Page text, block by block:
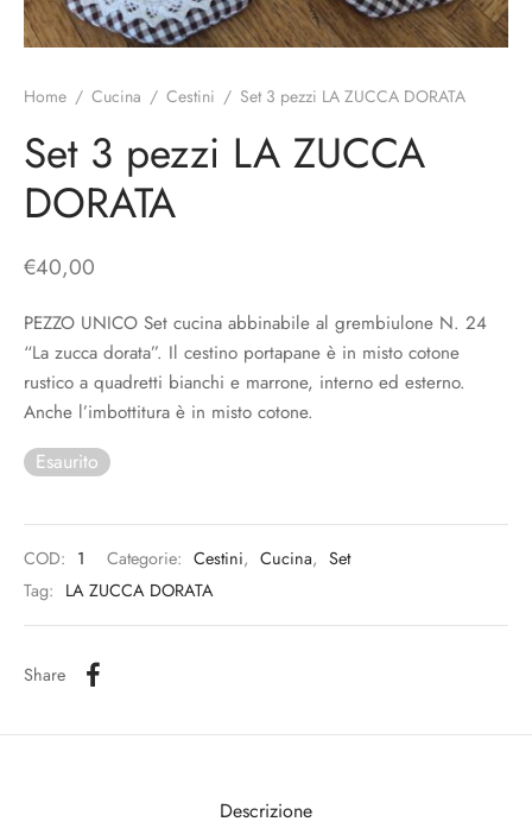
Home / Cucina / Cestini / Set 3 pezzi LA ZUCCA DORATA
Set 3 pezzi LA ZUCCA
DORATA
€40,00
PEZZO UNICO Set cucina abbinabile al grembiulone N. 24
“La zucca dorata”. Il cestino portapane è in misto cotone
rustico a quadretti bianchi e marrone, interno ed esterno.
Anche l’imbottitura è in misto cotone.
Esaurito
COD: 1 Categorie: Cestini, Cucina, Set
Tag: LA ZUCCA DORATA
Share
Descrizione
Speciali
Decorativi
Copricandela
Bimbe